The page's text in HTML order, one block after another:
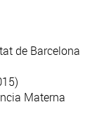
de Barcelona
Materna